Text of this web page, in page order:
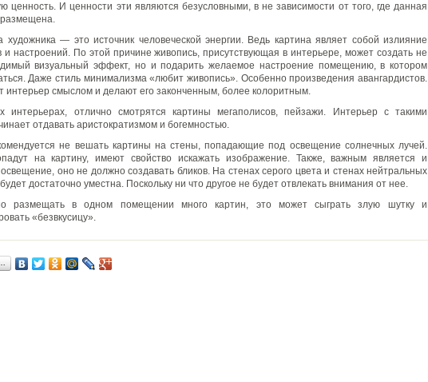
ценность. И ценности эти являются безусловными, в не зависимости от того, где данная
размещена.
художника — это источник человеческой энергии. Ведь картина являет собой излияние
и настроений. По этой причине живопись, присутствующая в интерьере, может создать не
визуальный эффект, но и подарить желаемое настроение помещению, в котором
Даже стиль минимализма «любит живопись». Особенно произведения авангардистов.
интерьер смыслом и делают его законченным, более колоритным.
интерьерах, отлично смотрятся картины мегаполисов, пейзажи. Интерьер с такими
отдавать аристократизмом и богемностью.
не вешать картины на стены, попадающие под освещение солнечных лучей.
на картину, имеют свойство искажать изображение. Также, важным является и
освещение, оно не должно создавать бликов. На стенах серого цвета и стенах нейтральных
достаточно уместна. Поскольку ни что другое не будет отвлекать внимания от нее.
размещать в одном помещении много картин, это может сыграть злую шутку и
«безвкусицу».